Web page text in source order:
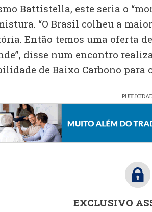
Battistella, este seria o
“O Brasil colheu a
Então temos uma oferta
disse num encontro
de Baixo Carbono para
EXCLUSIVO